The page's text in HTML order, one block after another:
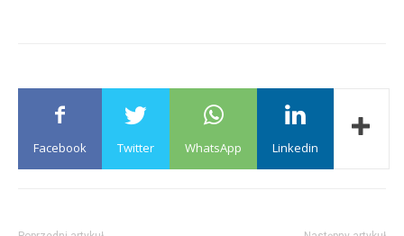
Facebook Twitter WhatsApp Linkedin